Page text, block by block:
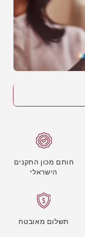
חותם מכון התקנים
הישראלי
תשלום מאובטח